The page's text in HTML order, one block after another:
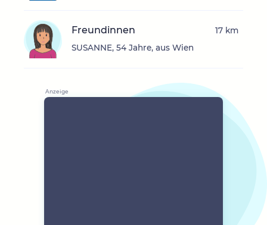
Freundinnen
SUSANNE, 54 Jahre, aus Wien
17 km